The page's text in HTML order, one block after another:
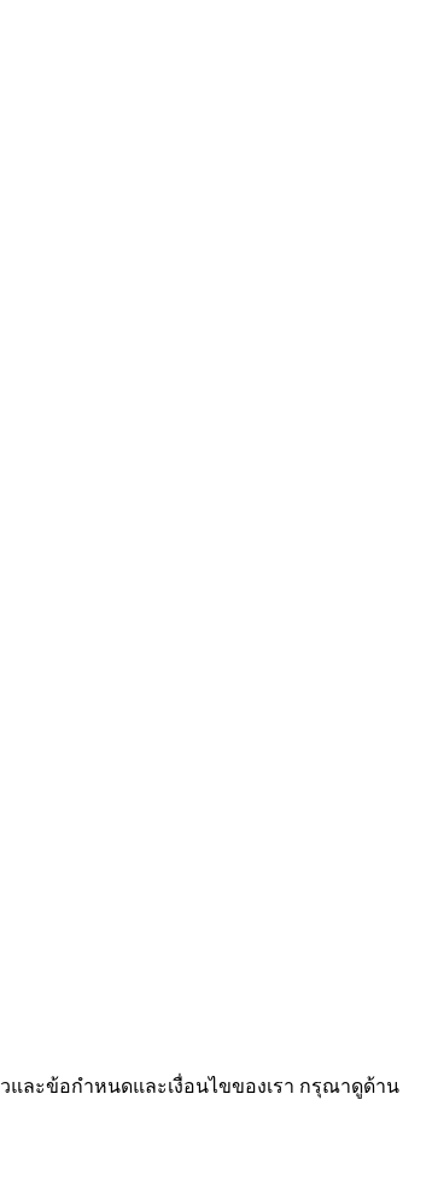
และข้อกำหนดและเงื่อนไขของเรา กรุณาดูด้าน